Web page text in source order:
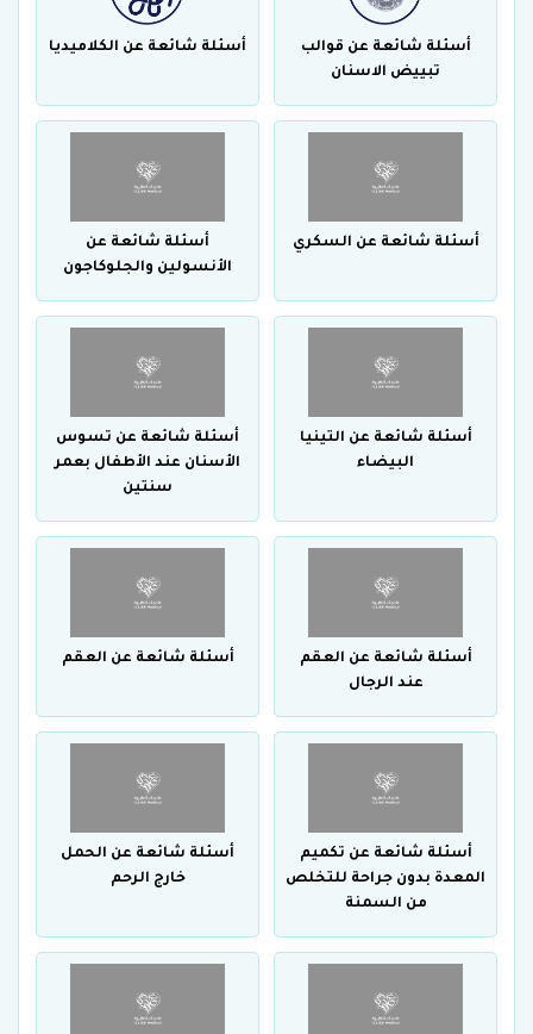
أسئلة شائعة عن قوالب
تبييض الاسنان
أسئلة شائعة عن الكلاميديا
أسئلة شائعة عن السكري
أسئلة شائعة عن
الأنسولين والجلوكاجون
أسئلة شائعة عن التينيا
البيضاء
أسئلة شائعة عن تسوس
الأسنان عند الأطفال بعمر
سنتين
أسئلة شائعة عن العقم
عند الرجال
أسئلة شائعة عن العقم
أسئلة شائعة عن تكميم
المعدة بدون جراحة للتخلص
من السمنة
أسئلة شائعة عن الحمل
خارج الرحم